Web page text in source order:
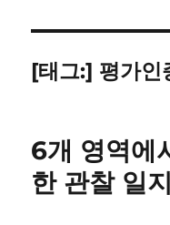
[태그:] 평가인
6개 영역에
한 관찰 일